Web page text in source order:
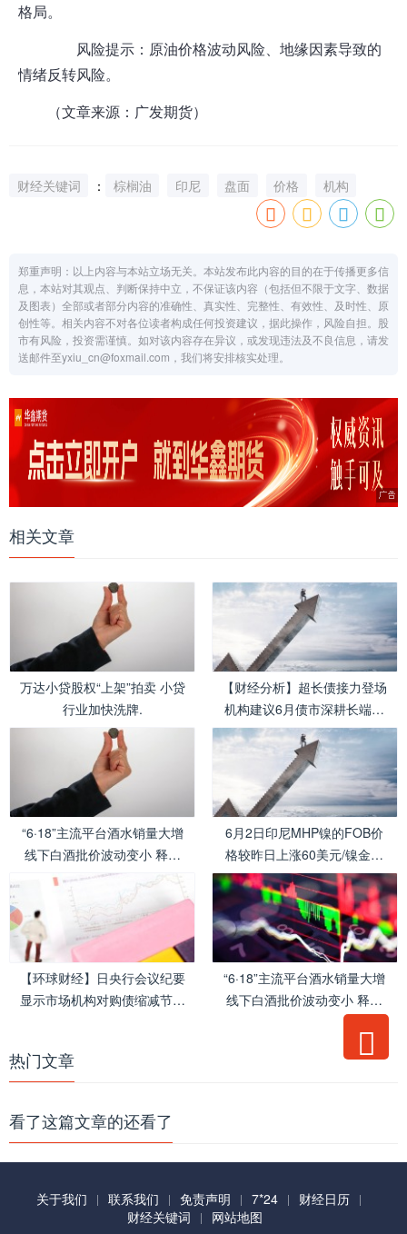
格局。
风险提示：原油价格波动风险、地缘因素导致的
情绪反转风险。
（文章来源：广发期货）
财经关键词 ： 棕榈油 印尼 盘面 价格 机构
郑重声明：以上内容与本站立场无关。本站发布此内容的目的在于传播更多信
息，本站对其观点、判断保持中立，不保证该内容（包括但不限于文字、数据
及图表）全部或者部分内容的准确性、真实性、完整性、有效性、及时性、原
创性等。相关内容不对各位读者构成任何投资建议，据此操作，风险自担。股
市有风险，投资需谨慎。如对该内容存在异议，或发现违法及不良信息，请发
送邮件至yxiu_cn@foxmail.com，我们将安排核实处理。
相关文章
万达小贷股权“上架”拍卖 小贷
行业加快洗牌.
【财经分析】超长债接力登场
机构建议6月债市深耕长端机
会.
“6·18”主流平台酒水销量大增
线下白酒批价波动变小 释放
什么信号？.
6月2日印尼MHP镍的FOB价
格较昨日上涨60美元/镍金属
吨.
【环球财经】日央行会议纪要
显示市场机构对购债缩减节奏
“6·18”主流平台酒水销量大增
线下白酒批价波动变小 释放
热门文章
看了这篇文章的还看了
关于我们 联系我们 免责声明 7*24
财经日历
财经关键词
网站地图